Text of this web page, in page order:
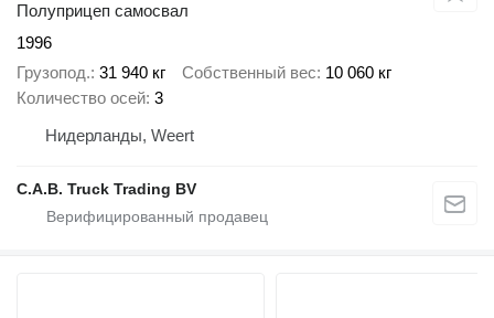
Полуприцеп самосвал
1996
Грузопод. 31 940 кг Собственный вес 10 060 кг
Количество осей 3
Нидерланды, Weert
C.A.B. Truck Trading BV